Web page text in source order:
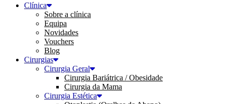
Clínica
Sobre a clínica
Equipa
Novidades
Vouchers
Blog
Cirurgias
Cirurgia Geral
Cirurgia Bariátrica / Obesidade
Cirurgia da Mama
Cirurgia Estética